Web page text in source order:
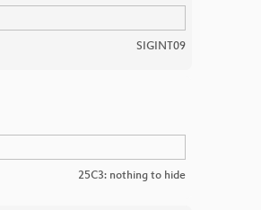
SIGINT09
25C3: nothing to hide